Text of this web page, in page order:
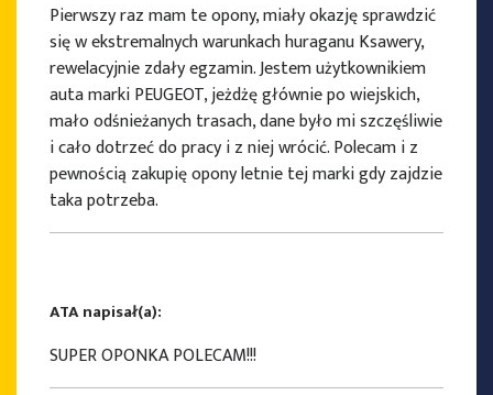
Pierwszy raz mam te opony, miały okazję sprawdzić
się w ekstremalnych warunkach huraganu Ksawery,
rewelacyjnie zdały egzamin. Jestem użytkownikiem
auta marki PEUGEOT, jeżdżę głównie po wiejskich,
mało odśnieżanych trasach, dane było mi szczęśliwie
i cało dotrzeć do pracy i z niej wrócić. Polecam i z
pewnością zakupię opony letnie tej marki gdy zajdzie
taka potrzeba.
ATA napisał(a):
SUPER OPONKA POLECAM!!!